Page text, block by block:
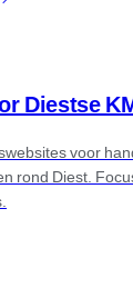
Diestse
voor
rond Diest.